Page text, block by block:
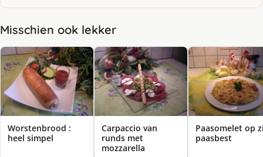
Misschien ook lekker
Worstenbrood :
heel simpel
Carpaccio van
runds met
mozzarella
Paasomelet op
paasbest